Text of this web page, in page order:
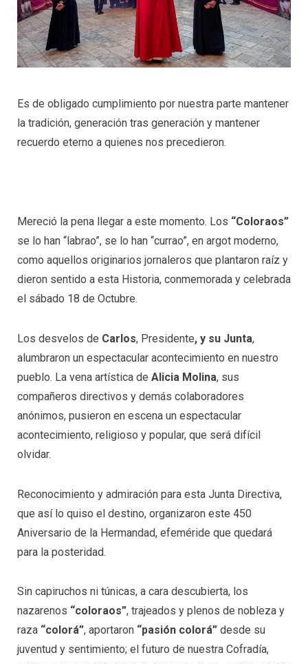
Es de obligado cumplimiento por nuestra parte mantener
la tradición, generación tras generación y mantener
recuerdo eterno a quienes nos precedieron.
Mereció la pena llegar a este momento. Los “Coloraos”
se lo han “labrao”, se lo han “currao”, en argot moderno,
como aquellos originarios jornaleros que plantaron raíz y
dieron sentido a esta Historia, conmemorada y celebrada
el sábado 18 de Octubre.
Los desvelos de Carlos, Presidente, y su Junta,
alumbraron un espectacular acontecimiento en nuestro
pueblo. La vena artística de Alicia Molina, sus
compañeros directivos y demás colaboradores
anónimos, pusieron en escena un espectacular
acontecimiento, religioso y popular, que será difícil
olvidar.
Reconocimiento y admiración para esta Junta Directiva,
que así lo quiso el destino, organizaron este 450
Aniversario de la Hermandad, efeméride que quedará
para la posteridad.
Sin capiruchos ni túnicas, a cara descubierta, los
nazarenos “coloraos”, trajeados y plenos de nobleza y
raza “colorá”, aportaron “pasión colorá” desde su
juventud y sentimiento; el futuro de nuestra Cofradía,